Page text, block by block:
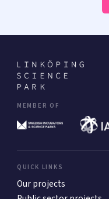
MEMBER OF
QUICK LINKS
Our projects